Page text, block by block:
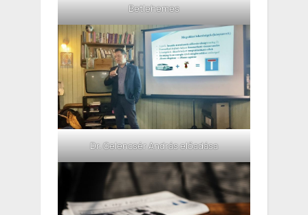
Betlehemes
Dr. Gelencsér András előadása